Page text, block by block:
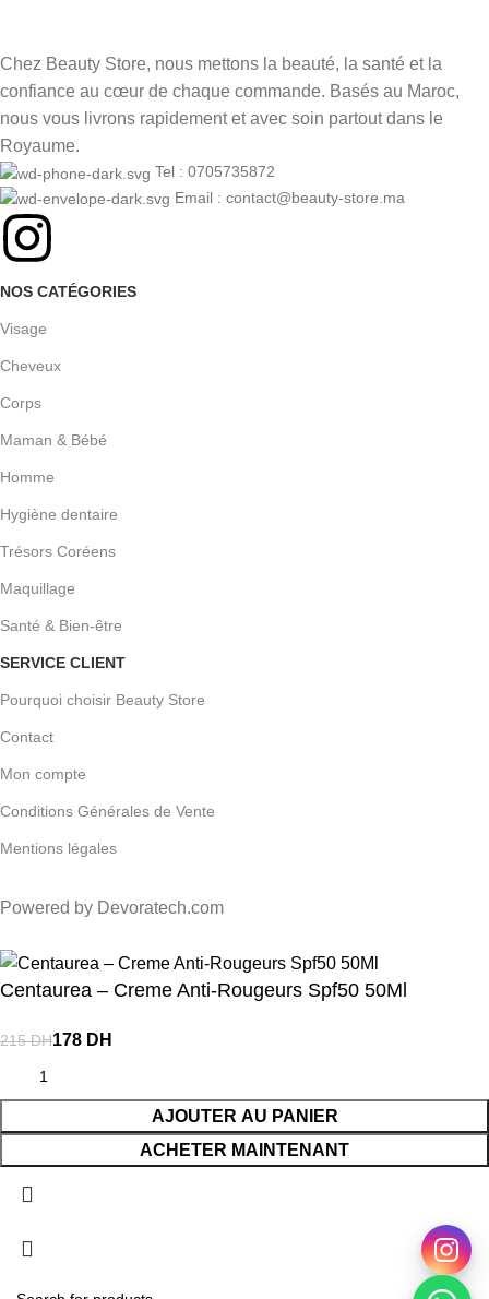
Chez Beauty Store, nous mettons la beauté, la santé et la
confiance au cœur de chaque commande. Basés au Maroc,
nous vous livrons rapidement et avec soin partout dans le
Royaume.
Tel : 0705735872
Email : contact@beauty-store.ma
NOS CATÉGORIES
Visage
Cheveux
Corps
Maman & Bébé
Homme
Hygiène dentaire
Trésors Coréens
Maquillage
Santé & Bien-être
SERVICE CLIENT
Pourquoi choisir Beauty Store
Contact
Mon compte
Conditions Générales de Vente
Mentions légales
Powered by Devoratech.com
Centaurea – Creme Anti-Rougeurs Spf50 50Ml
DH DH
AJOUTER AU PANIER
ACHETER MAINTENANT